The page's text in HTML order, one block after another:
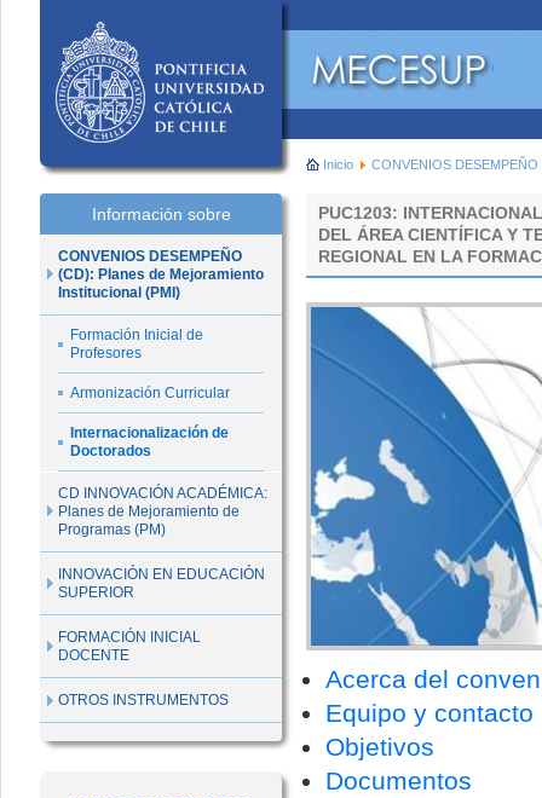
Información sobre
CONVENIOS DESEMPEÑO
(CD): Planes de Mejoramiento
Institucional (PMI)
Formación Inicial de
Profesores
Armonización Curricular
Internacionalización de
Doctorados
CD INNOVACIÓN ACADÉMICA:
Planes de Mejoramiento de
Programas (PM)
INNOVACIÓN EN EDUCACIÓN
SUPERIOR
FORMACIÓN INICIAL
DOCENTE
OTROS INSTRUMENTOS
Inicio CONVENIOS
PUC1203:
DEL ÁREA CIENTÍFICA Y
REGIONAL EN LA
Acerca del
Equipo y contacto
Objetivos
Documentos